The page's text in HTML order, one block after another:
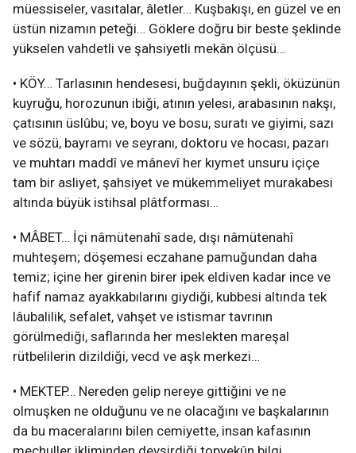
müessiseler, vasıtalar, âletler… Kuşbakışı, en güzel ve en
üstün nizamın peteği… Göklere doğru bir beste şeklinde
yükselen vahdetli ve şahsiyetli mekân ölçüsü…
• KÖY… Tarlasının hendesesi, buğdayının şekli, öküzünün
kuyruğu, horozunun ibiği, atının yelesi, arabasının nakşı,
çatısının üslûbu; ve, boyu ve bosu, suratı ve giyimi, sazı
ve sözü, bayramı ve seyranı, doktoru ve hocası, pazarı
ve muhtarı maddî ve mânevî her kıymet unsuru içiçe
tam bir asliyet, şahsiyet ve mükemmeliyet murakabesi
altında büyük istihsal plâtforması…
• MÂBET… İçi nâmütenahî sade, dışı nâmütenahî
muhteşem; döşemesi eczahane pamuğundan daha
temiz; içine her girenin birer ipek eldiven kadar ince ve
hafif namaz ayakkabılarını giydiği, kubbesi altında tek
lâubalilik, sefalet, vahşet ve istismar tavrının
görülmediği, saflarında her meslekten mareşal
rütbelilerin dizildiği, vecd ve aşk merkezi…
• MEKTEP… Nereden gelip nereye gittiğini ve ne
olmuşken ne olduğunu ve ne olacağını ve başkalarının
da bu maceralarını bilen cemiyette, insan kafasının